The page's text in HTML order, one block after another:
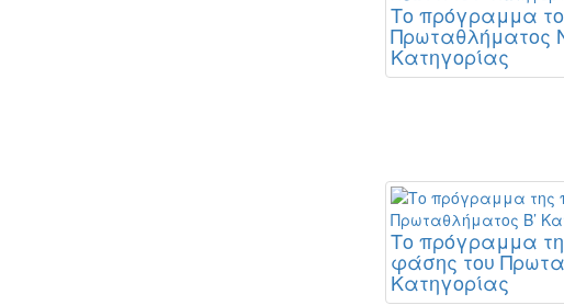
Το πρόγραμμα
Πρωταθλήματος
Κατηγορίας
Το πρόγραμμα
φάσης του
Κατηγορίας